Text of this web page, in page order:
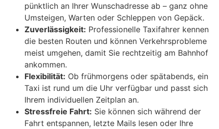
pünktlich an Ihrer Wunschadresse ab – ganz ohne
Umsteigen, Warten oder Schleppen von Gepäck.
Zuverlässigkeit: Professionelle Taxifahrer kennen
die besten Routen und können Verkehrsprobleme
meist umgehen, damit Sie rechtzeitig am Bahnhof
ankommen.
Flexibilität: Ob frühmorgens oder spätabends, ein
Taxi ist rund um die Uhr verfügbar und passt sich
Ihrem individuellen Zeitplan an.
Stressfreie Fahrt: Sie können sich während der
Fahrt entspannen, letzte Mails lesen oder Ihre